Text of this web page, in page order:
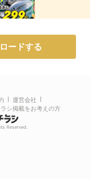
ードする
運営会社
シ掲載をお考えの方
Reserved.